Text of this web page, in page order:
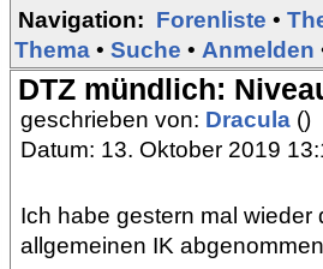
Navigation: Forenliste •
Thema • Suche • Anmelden
DTZ mündlich:
geschrieben von: Dracula ()
Datum: 13. Oktober 2019
Ich habe gestern mal
allgemeinen IK